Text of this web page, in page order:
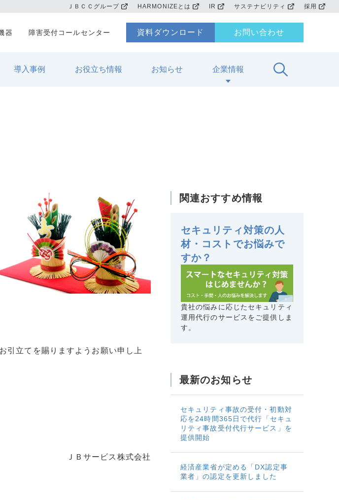
ＪＢＣＣグループ HARMONIZEとは IR サステナビリティ 採用
導入事例 お役立ち情報 お知らせ 企業情報
資料ダウンロード お問い合わせ
器 障害受付コールセンター
引立てを賜りますようお願い申し上
ＪＢサービス株式会社
関連おすすめ情報
セキュリティ対策の人
材・コストでお悩みで
すか？
貴社の悩みに応じたセキュリティ
運用代行のサービスをご提供しま
す。
最新のお知らせ
セキュリティ事故の受付・初動対
応を24時間365日で代行「セキュ
リティ事故受付代行サービス」を
提供開始
経済産業省が定める「DX認定事
業者」の認定を更新しました